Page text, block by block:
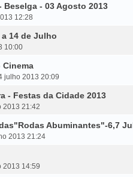
Beselga - 03 Agosto 2013
12:28
14 de Julho
10:00
julho 2013 20:09
- Festas da Cidade 2013
2013 21:42
Abuminantes"-6,7
2013 21:24
2013 14:59